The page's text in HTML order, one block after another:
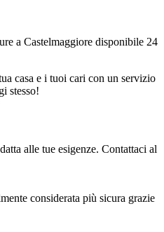
a Castelmaggiore disponibile 24
casa e i tuoi cari con un servizio
stesso!
alle tue esigenze. Contattaci al
considerata più sicura grazie